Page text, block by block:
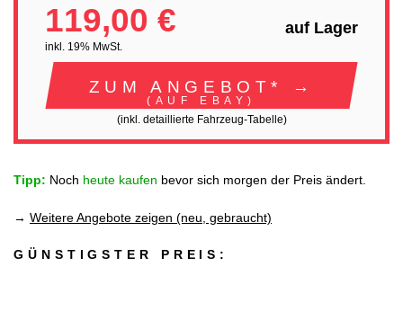
119,00 €
inkl. 19% MwSt.
auf Lager
ZUM ANGEBOT* →
(AUF EBAY)
(inkl. detaillierte Fahrzeug-Tabelle)
Tipp: Noch heute kaufen bevor sich morgen der Preis ändert.
→ Weitere Angebote zeigen (neu, gebraucht)
GÜNSTIGSTER PREIS: